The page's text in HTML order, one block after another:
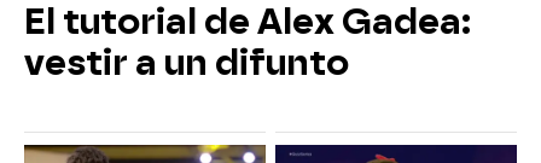
El tutorial de Alex Gadea:
vestir a un difunto